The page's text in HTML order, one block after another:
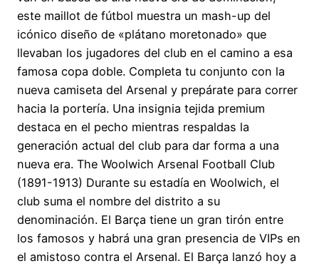
este maillot de fútbol muestra un mash-up del
icónico diseño de «plátano moretonado» que
llevaban los jugadores del club en el camino a esa
famosa copa doble. Completa tu conjunto con la
nueva camiseta del Arsenal y prepárate para correr
hacia la portería. Una insignia tejida premium
destaca en el pecho mientras respaldas la
generación actual del club para dar forma a una
nueva era. The Woolwich Arsenal Football Club
(1891-1913) Durante su estadía en Woolwich, el
club suma el nombre del distrito a su
denominación. El Barça tiene un gran tirón entre
los famosos y habrá una gran presencia de VIPs en
el amistoso contra el Arsenal. El Barça lanzó hoy a